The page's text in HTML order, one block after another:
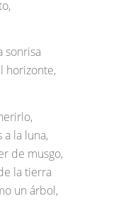
sonrisa
horizonte,
la luna,
de musgo,
la tierra
un árbol,